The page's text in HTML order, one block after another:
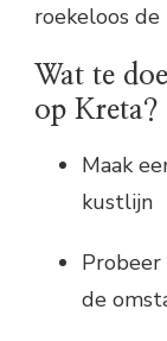
roekeloos de
Wat te
op Kreta?
Maak
kustlijn
de